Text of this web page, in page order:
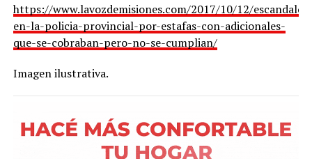
https://www.lavozdemisiones.com/2017/10/12/escandalo-
en-la-policia-provincial-por-estafas-con-adicionales-
que-se-cobraban-pero-no-se-cumplian/
Imagen ilustrativa.